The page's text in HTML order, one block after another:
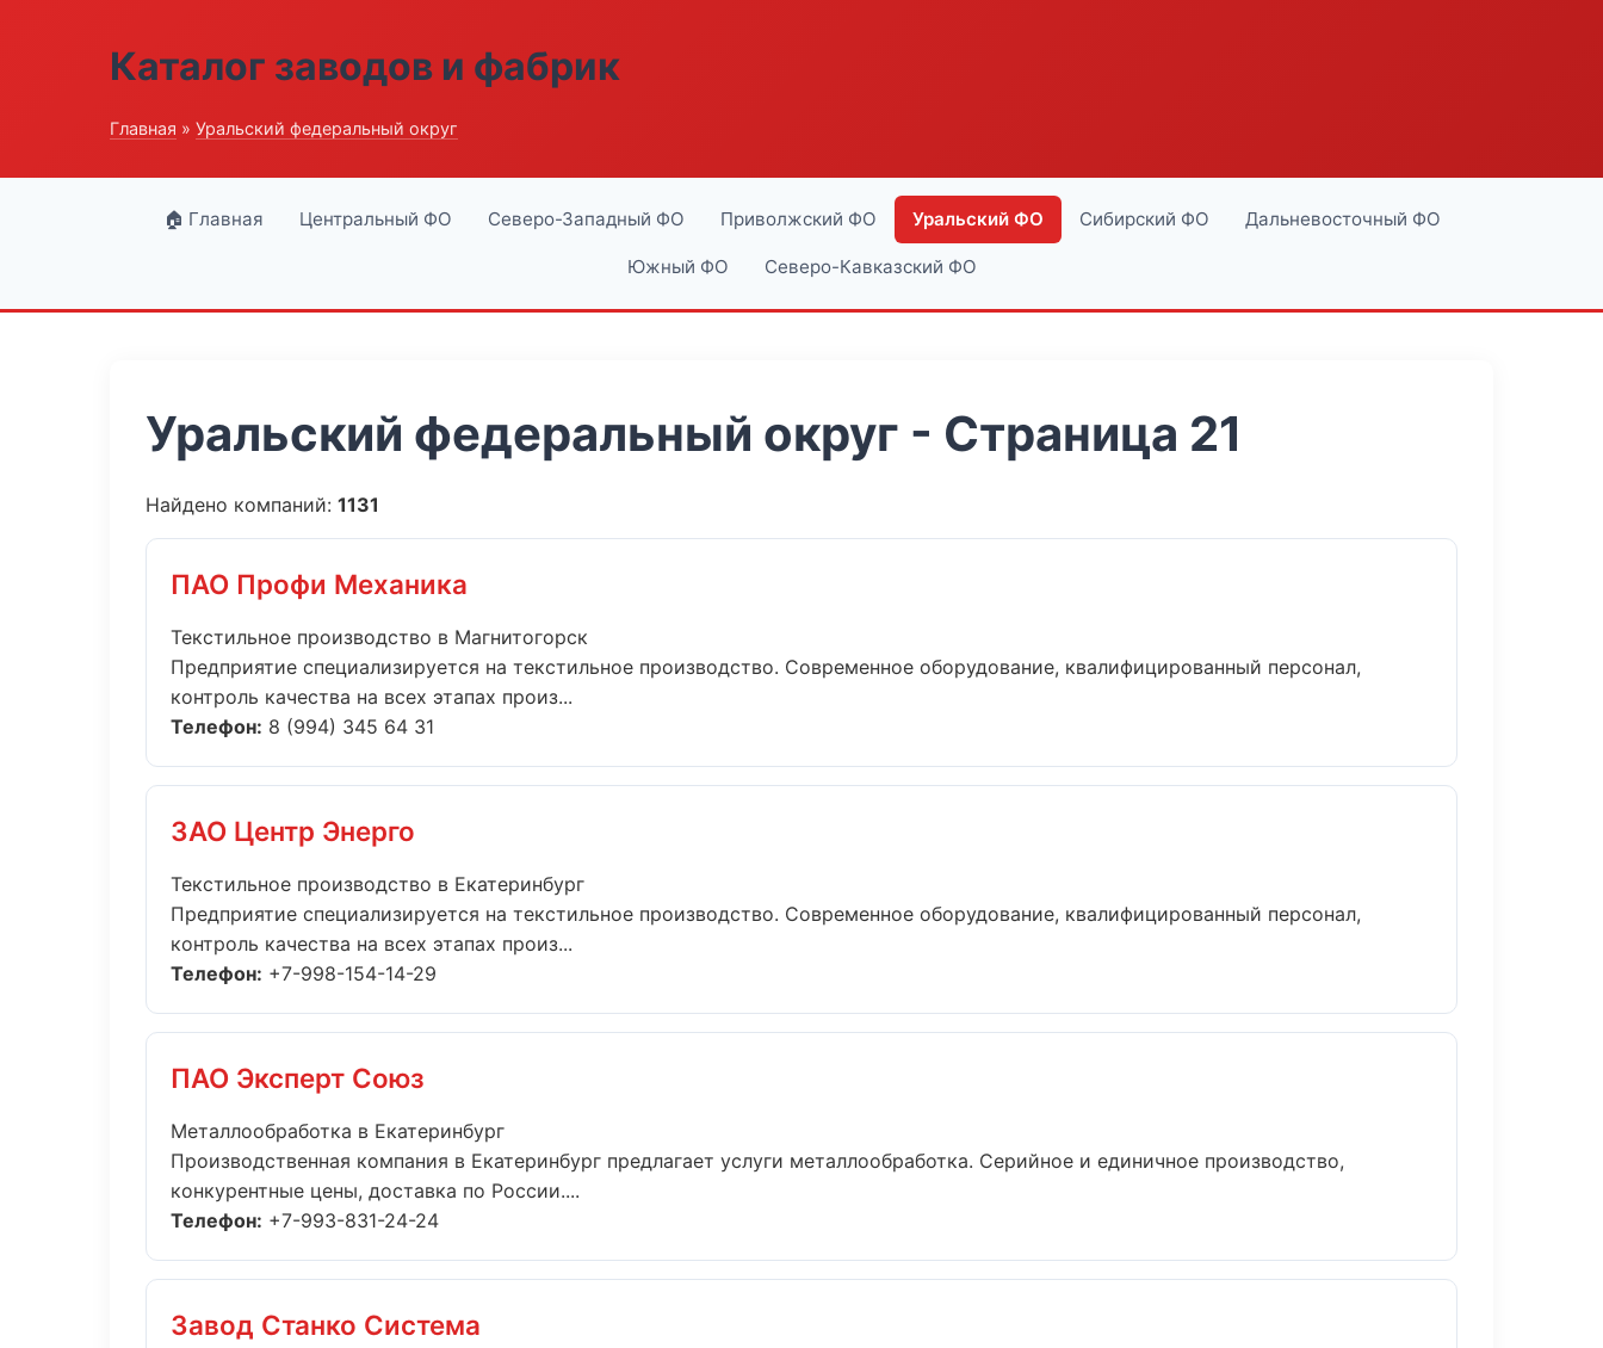
Каталог заводов и фабрик
Главная » Уральский федеральный округ
🏠 Главная Центральный ФО Северо-Западный ФО Приволжский ФО Уральский ФО Сибирский ФО Дальневосточный ФО
Южный ФО Северо-Кавказский ФО
Уральский федеральный округ - Страница 21
Найдено компаний: 1131
ПАО Профи Механика
Текстильное производство в Магнитогорск
Предприятие специализируется на текстильное производство. Современное оборудование, квалифицированный персонал,
контроль качества на всех этапах произ...
Телефон: 8 (994) 345 64 31
ЗАО Центр Энерго
Текстильное производство в Екатеринбург
Предприятие специализируется на текстильное производство. Современное оборудование, квалифицированный персонал,
контроль качества на всех этапах произ...
Телефон: +7-998-154-14-29
ПАО Эксперт Союз
Металлообработка в Екатеринбург
Производственная компания в Екатеринбург предлагает услуги металлообработка. Серийное и единичное производство,
конкурентные цены, доставка по России....
Телефон: +7-993-831-24-24
Завод Станко Система